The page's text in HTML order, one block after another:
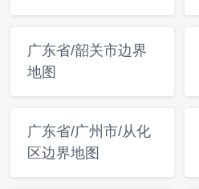
广东省/韶关市边界
地图
广东省/广州市/从化
区边界地图